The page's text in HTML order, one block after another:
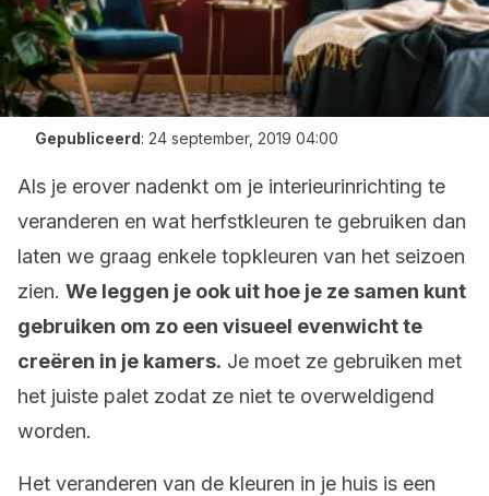
Gepubliceerd: 24 september, 2019 04:00
Als je erover nadenkt om je interieurinrichting te
veranderen en wat herfstkleuren te gebruiken dan
laten we graag enkele topkleuren van het seizoen
zien. We leggen je ook uit hoe je ze samen kunt
gebruiken om zo een visueel evenwicht te
creëren in je kamers. Je moet ze gebruiken met
het juiste palet zodat ze niet te overweldigend
worden.
Het veranderen van de kleuren in je huis is een